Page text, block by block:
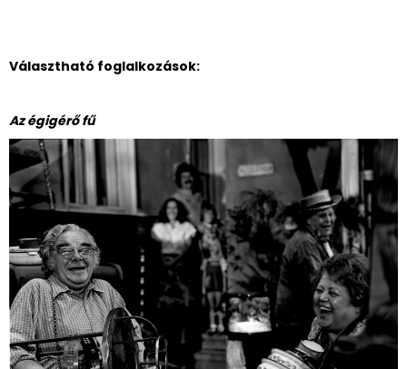
Választható foglalkozások:
Az égigérő fű